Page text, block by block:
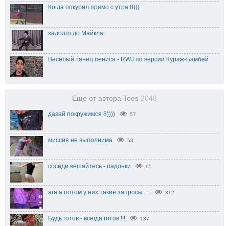
Когда покурил прямо с утра 8)))
задолго до Майкла
Веселый танец пениса - RWJ по версии Кураж-Бамбей
Еще от автора Toos 2048
давай покружимся 8)))) 57
миссия не выполнима 53
соседи вешайтесь - падонки 65
ага а потом у них такие запросы .... 312
Будь готов - всегда готов !!! 137